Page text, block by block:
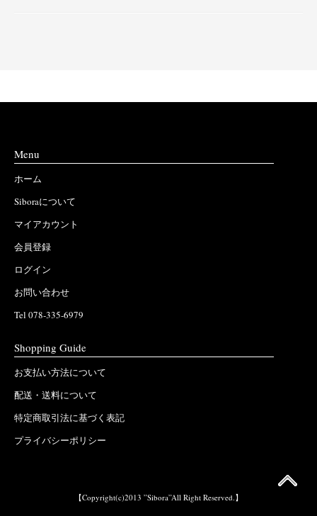
Menu
ホーム
Siboraについて
マイアカウント
会員登録
ログイン
お問い合わせ
Tel 078-335-6979
Shopping Guide
お支払い方法について
配送・送料について
特定商取引法に基づく表記
プライバシーポリシー
【Copyright(c)2013 ”Sibora”All Right Reserved.】